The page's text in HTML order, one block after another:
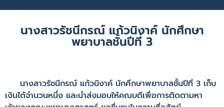
นางสาวรัชนีกรณ์ แก้วนิงาค์ นักศึกษา
พยาบาลชั้นปีที่ 3
นางสาวรัชนีกรณ์ แก้วนิงาค์ นักศึกษาพยาบาลชั้นปีที่ 3 เก็บ
เงินได้จำนวนหนึ่ง และนำส่งมอบให้คณบดีเพื่อการติดตามหา